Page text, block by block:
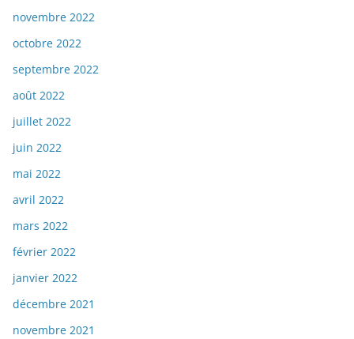
novembre 2022
octobre 2022
septembre 2022
août 2022
juillet 2022
juin 2022
mai 2022
avril 2022
mars 2022
février 2022
janvier 2022
décembre 2021
novembre 2021